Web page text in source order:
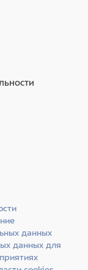
данных
данных для